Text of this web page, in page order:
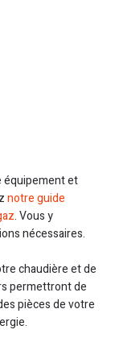
équipement et
notre guide
. Vous y
nécessaires.
chaudière et de
permettront de
pièces de votre